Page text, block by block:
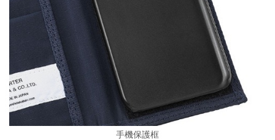
手機保護框